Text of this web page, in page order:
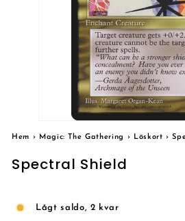
Hem › Magic: The Gathering › Löskort ›
Spectral Shield
Lågt saldo, 2 kvar